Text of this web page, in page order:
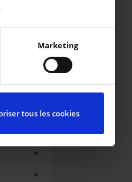
à plusieurs mètres
spécifiques (empreintes
reportez-vous à la
de la déclaration sur
relatives aux
l’utilisation de notre site
Marketing
tous les cookies